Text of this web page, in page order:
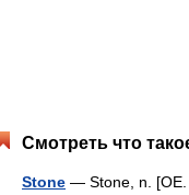
Смотреть что
Stone — Stone, n. [OE.